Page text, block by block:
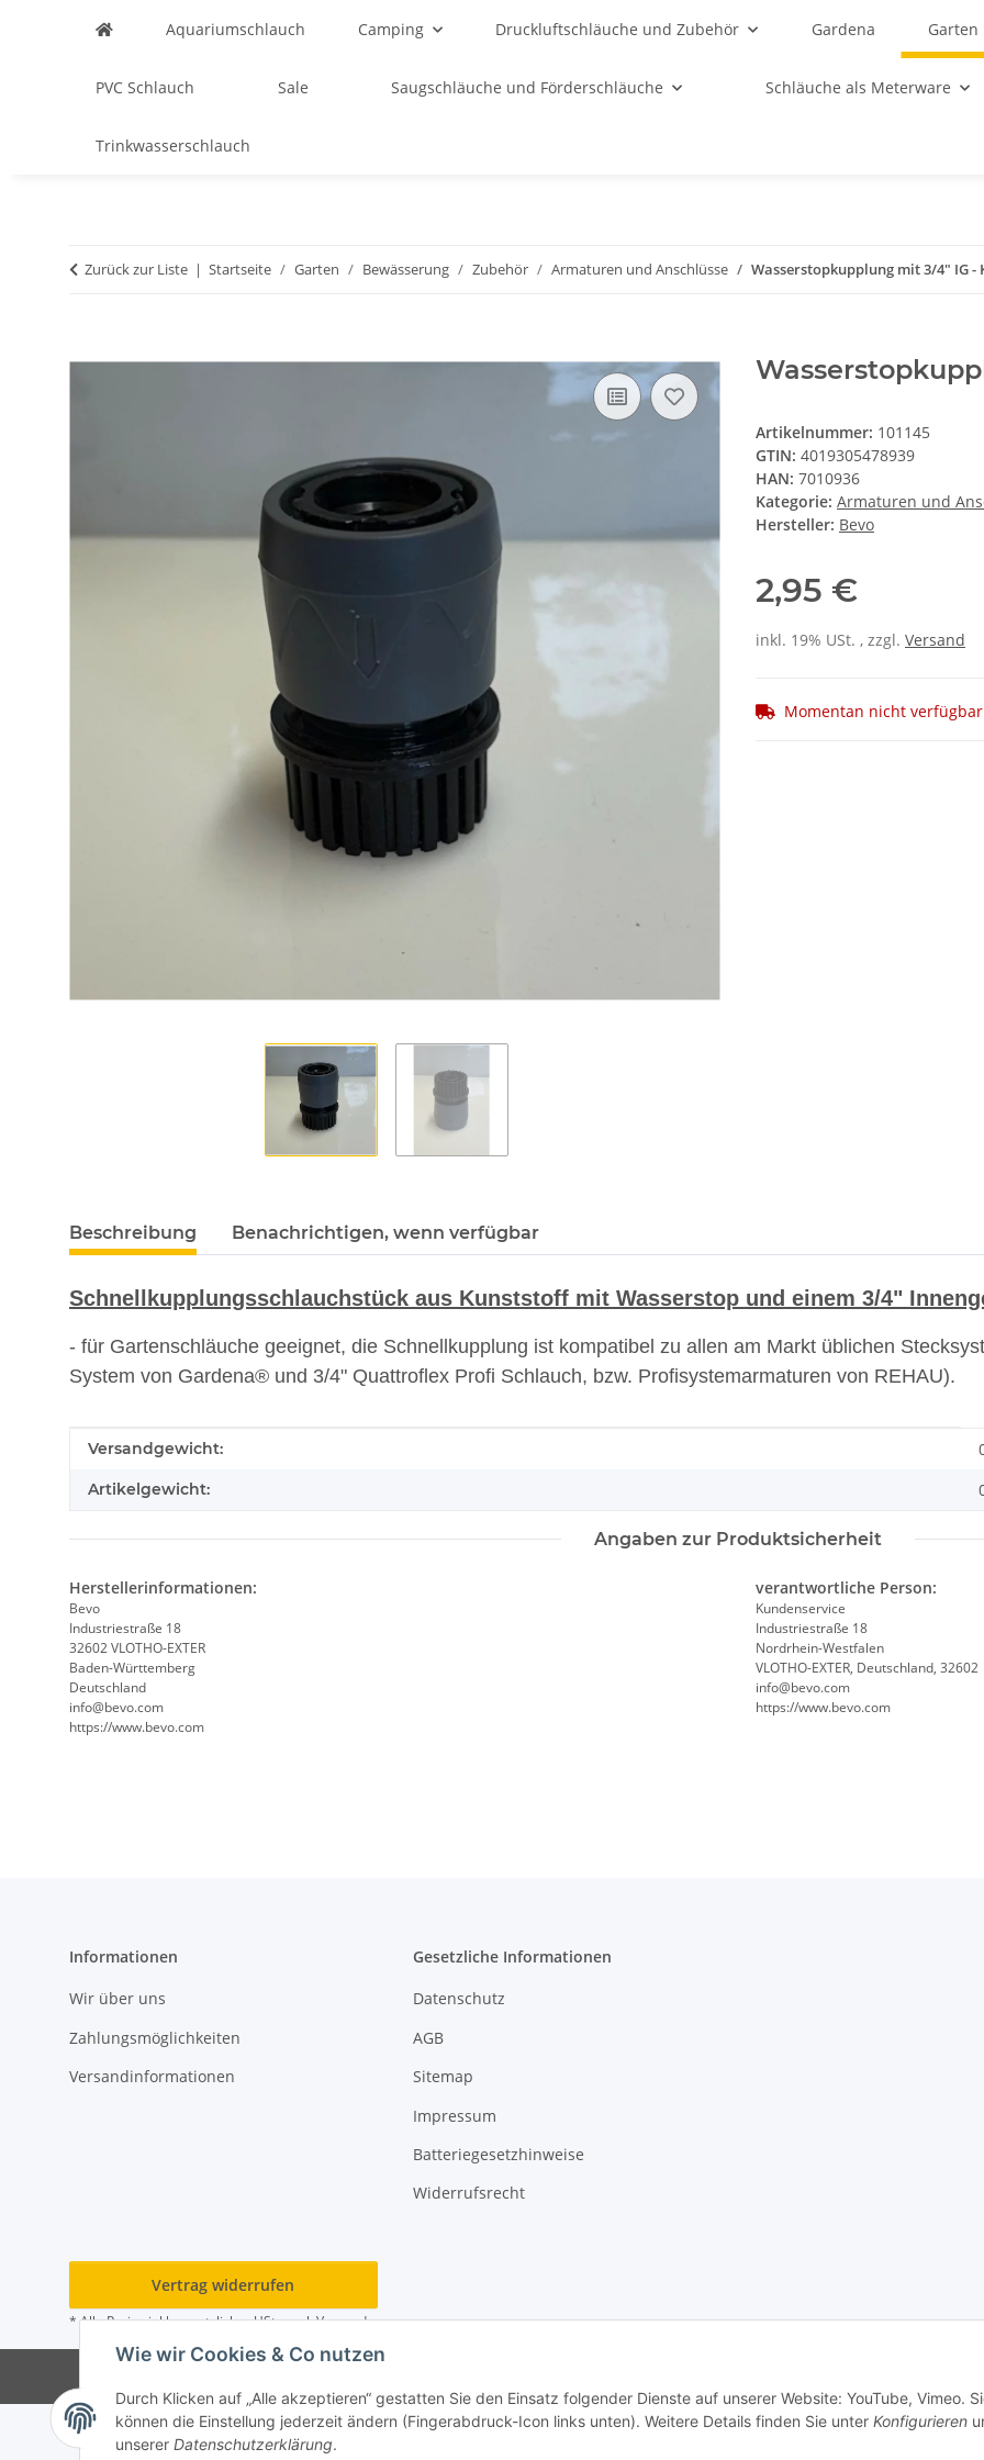
Wie wir Cookies & Co nutzen
Durch Klicken auf „Alle akzeptieren“ gestatten Sie den Einsatz folgender Dienste auf unserer Website: YouTube, Vimeo.
können die Einstellung jederzeit ändern (Fingerabdruck-Icon links unten). Weitere Details finden Sie unter Konfigurieren
unserer Datenschutzerklärung.
Aquariumschlauch Camping Druckluftschläuche und Zubehör Gardena Garten
PVC Schlauch Sale Saugschläuche und Förderschläuche Schläuche als Meterware
Trinkwasserschlauch
Zurück zur Liste Startseite Garten Bewässerung Zubehör Armaturen und Anschlüsse Wasserstopkupplung mit 3/4" IG -
Artikelnummer: 101145
GTIN: 4019305478939
HAN: 7010936
Kategorie: Armaturen und
Hersteller: Bevo
2,95 €
inkl. 19% USt. , zzgl. Versand
Momentan nicht verfügbar
Beschreibung Benachrichtigen, wenn verfügbar
Schnellkupplungsschlauchstück aus Kunststoff mit Wasserstop und einem 3/4"
- für Gartenschläuche geeignet, die Schnellkupplung ist kompatibel zu allen am Markt üblichen
System von Gardena® und 3/4" Quattroflex Profi Schlauch, bzw. Profisystemarmaturen von REHAU).
Produkteigenschaft
Wert
Versandgewicht:
Artikelgewicht:
Angaben zur Produktsicherheit
Herstellerinformationen:
Bevo
Industriestraße 18
32602 VLOTHO-EXTER
Baden-Württemberg
Deutschland
info@bevo.com
https://www.bevo.com
verantwortliche Person:
Kundenservice
Industriestraße 18
Nordrhein-Westfalen
VLOTHO-EXTER, Deutschland, 32602
info@bevo.com
https://www.bevo.com
Informationen
Wir über uns
Zahlungsmöglichkeiten
Versandinformationen
Gesetzliche Informationen
Datenschutz
AGB
Sitemap
Impressum
Batteriegesetzhinweise
Widerrufsrecht
Vertrag widerrufen
* Alle Preise inkl. gesetzlicher USt., zzgl.Versand